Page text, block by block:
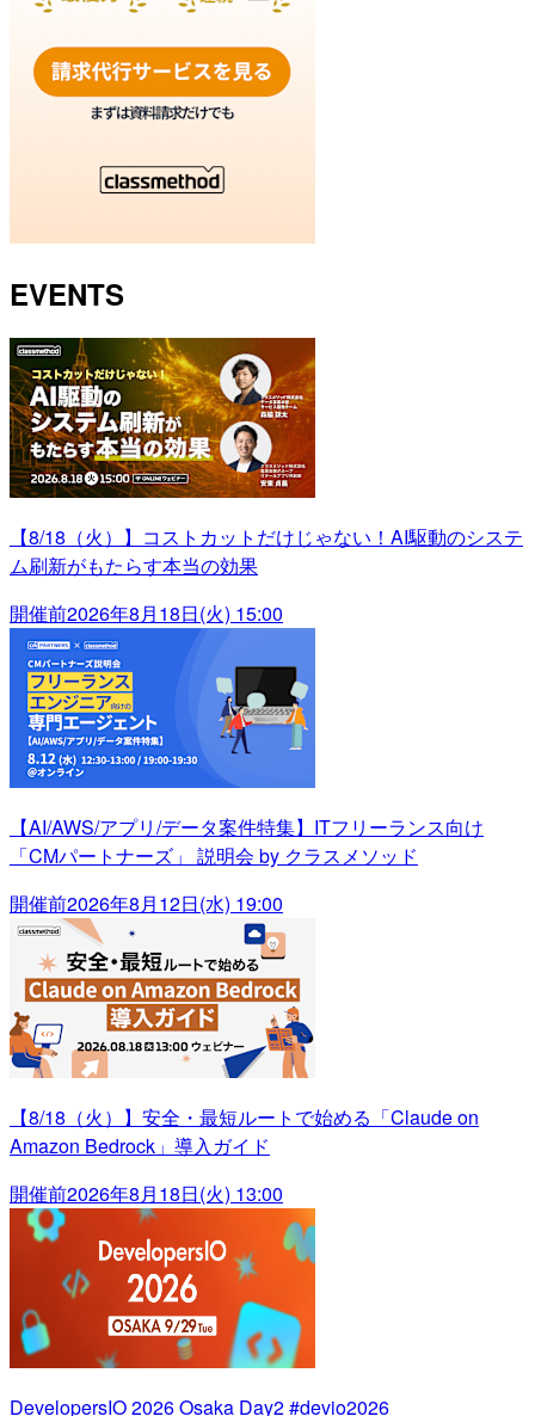
EVENTS
【8/18（火）】コストカットだけじゃない！AI駆動のシステ
ム刷新がもたらす本当の効果
開催前2026年8月18日(火) 15:00
【AI/AWS/アプリ/データ案件特集】ITフリーランス向け
「CMパートナーズ」 説明会 by クラスメソッド
開催前2026年8月12日(水) 19:00
【8/18（火）】安全・最短ルートで始める「Claude on
Amazon Bedrock」導入ガイド
開催前2026年8月18日(火) 13:00
DevelopersIO 2026 Osaka Day2 #devio2026